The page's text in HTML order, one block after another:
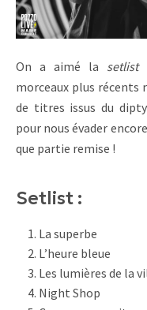
On a aimé la setlist
morceaux plus récents
de titres issus du
pour nous évader
que partie remise !
Setlist :
La superbe
L’heure bleue
Les lumières de la
Night Shop